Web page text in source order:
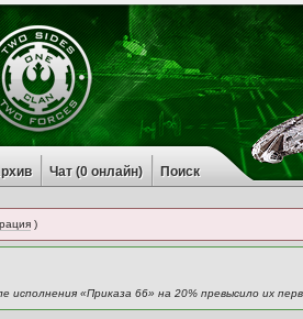
Чат (0онлайн) Поиск
)
«Приказа 66» на 20% превысило их